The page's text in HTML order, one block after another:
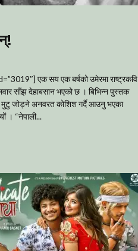
एक सय एक बर्षको उमेरमा राष्ट्रकवि
साँझ देहाबसान भएको छ । बिभिन्न पुस्तक
मुटु जोड़ने अनवरत कोशिश गर्दै आउनु भएका
। “नेपाली...